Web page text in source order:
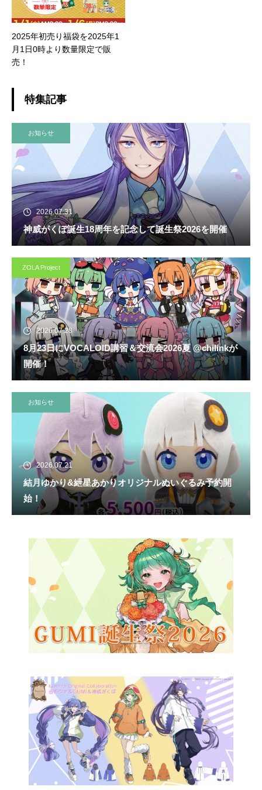
2025年初売り福袋を2025年1
月1日0時より数量限定で販
売！
特集記事
お知らせ
2026.07.31
神威がくぽ誕生18周年を記念して誕生祭2026を開催
ZOLA Project
2026.07.28
8月23日にVOCALOID講習＆交流会2026夏 @chilinkが
開催！
お知らせ
2026.07.21
結月ゆかり&紲星あかりオリジナルぬいぐるみ予約開
始！